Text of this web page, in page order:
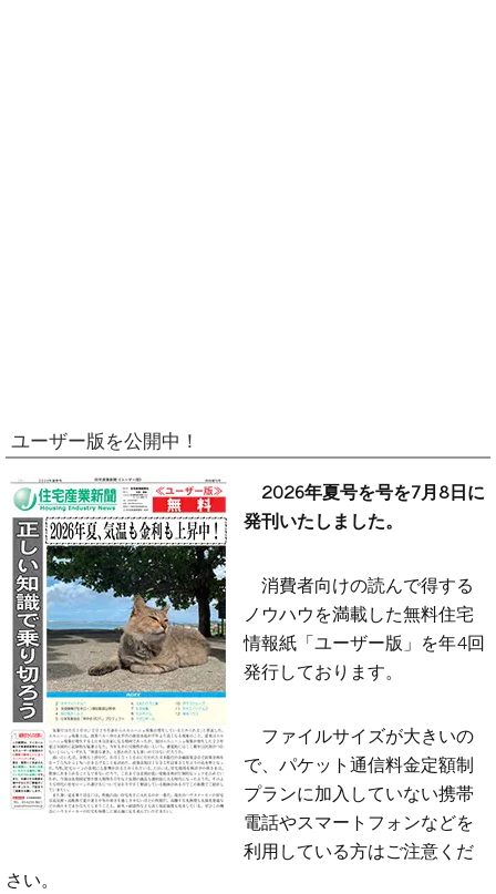
ユーザー版を公開中！
2026年夏号を号を7月8日に
発刊いたしました。
消費者向けの読んで得する
ノウハウを満載した無料住宅
情報紙「ユーザー版」を年4回
発行しております。
ファイルサイズが大きいの
で、パケット通信料金定額制
プランに加入していない携帯
電話やスマートフォンなどを
利用している方はご注意くだ
さい。